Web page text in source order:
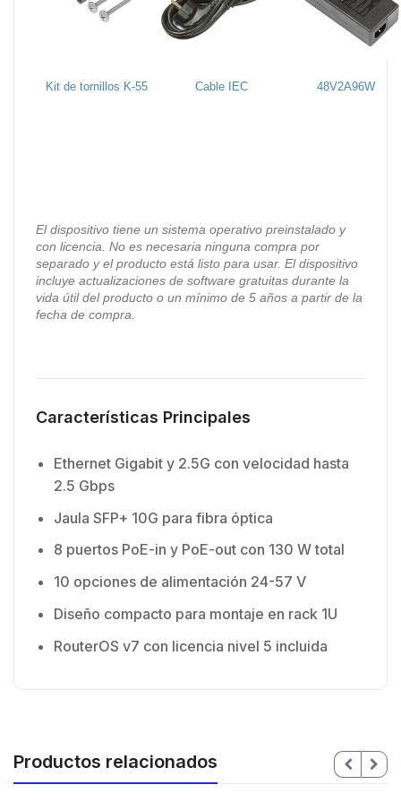
Kit de tornillos K-55 Cable IEC 48V2A96W
El dispositivo tiene un sistema operativo preinstalado y
con licencia. No es necesaria ninguna compra por
separado y el producto está listo para usar. El dispositivo
incluye actualizaciones de software gratuitas durante la
vida útil del producto o un mínimo de 5 años a partir de la
fecha de compra.
Características Principales
Ethernet Gigabit y 2.5G con velocidad hasta
2.5 Gbps
Jaula SFP+ 10G para fibra óptica
8 puertos PoE-in y PoE-out con 130 W total
10 opciones de alimentación 24-57 V
Diseño compacto para montaje en rack 1U
RouterOS v7 con licencia nivel 5 incluida
Productos relacionados